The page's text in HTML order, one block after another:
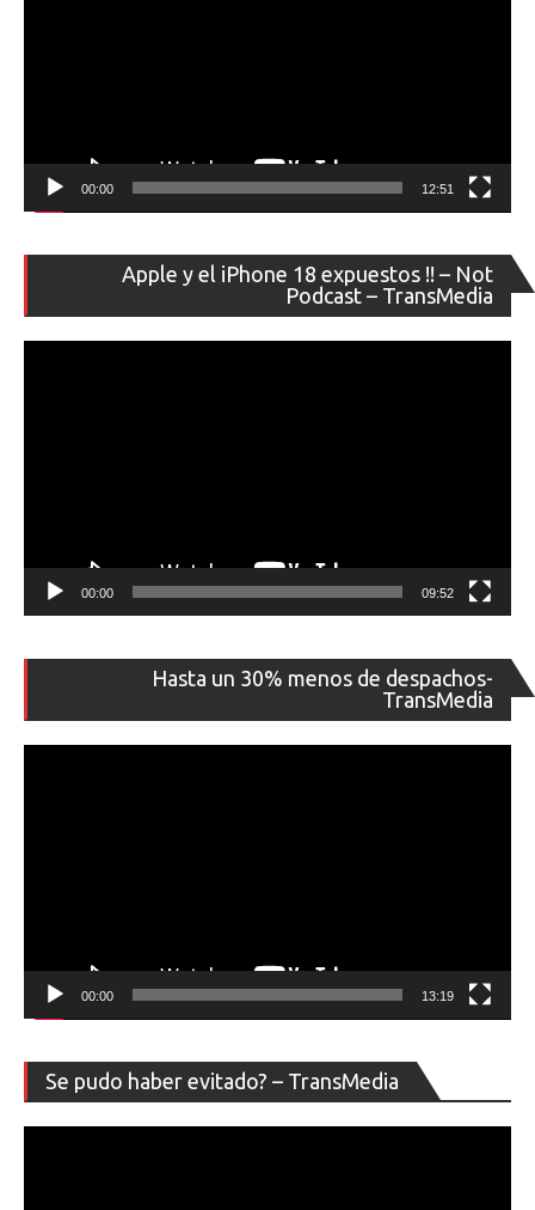
00:00 12:51
Apple y el iPhone 18 expuestos !! – Not
Podcast – TransMedia
de
00:00 09:52
Hasta un 30% menos de despachos-
TransMedia
de
00:00 13:19
Se pudo haber evitado? – TransMedia
de